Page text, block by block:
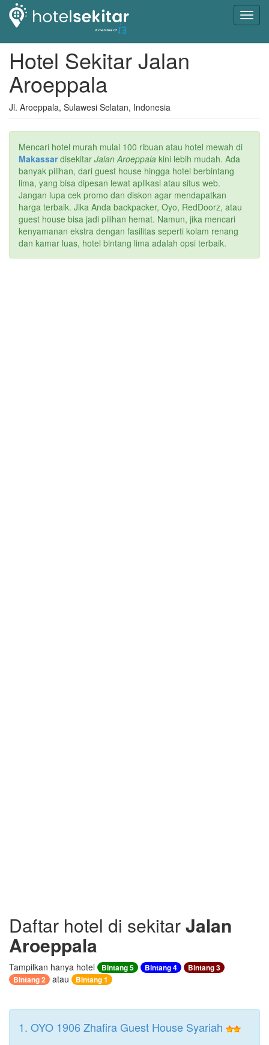
Hotel Sekitar Jalan
Aroeppala
Jl. Aroeppala, Sulawesi Selatan, Indonesia
Mencari hotel murah mulai 100 ribuan atau hotel mewah di
Makassardisekitar Jalan Aroeppala kini lebih mudah. Ada
banyak pilihan, dari guest house hingga hotel berbintang
lima, yang bisa dipesan lewat aplikasi atau situs web.
Jangan lupa cek promo dan diskon agar mendapatkan
harga terbaik. Jika Anda backpacker, Oyo, RedDoorz, atau
guest house bisa jadi pilihan hemat. Namun, jika mencari
kenyamanan ekstra dengan fasilitas seperti kolam renang
dan kamar luas, hotel bintang lima adalah opsi terbaik.
Daftar hotel di sekitarJalan
Aroeppala
Tampilkan hanya hotel Bintang 5 Bintang 4
Bintang 3
Bintang 2
atau Bintang 1
1. OYO 1906 Zhafira Guest House Syariah